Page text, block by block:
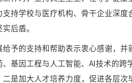
持学校与医疗机构、骨干企业深度
后盾。
予的支持和帮助表示衷心感谢，并
基因工程与人工智能、AI技术的跨
是加大人才培养力度，促进各层次